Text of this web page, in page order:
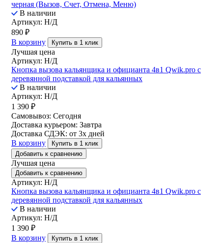
черная (Вызов, Счет, Отмена, Меню)
В наличии
Артикул: Н/Д
890 ₽
В корзину
Купить в 1 клик
Лучшая цена
Артикул: Н/Д
Кнопка вызова кальянщика и официанта 4в1 Qwik.pro с
деревянной подставкой для кальянных
В наличии
Артикул: Н/Д
1 390 ₽
Самовывоз: Сегодня
Доставка курьером: Завтра
Доставка СДЭК: от 3х дней
В корзину
Купить в 1 клик
Добавить к сравнению
Лучшая цена
Добавить к сравнению
Артикул: Н/Д
Кнопка вызова кальянщика и официанта 4в1 Qwik.pro с
деревянной подставкой для кальянных
В наличии
Артикул: Н/Д
1 390 ₽
В корзину
Купить в 1 клик